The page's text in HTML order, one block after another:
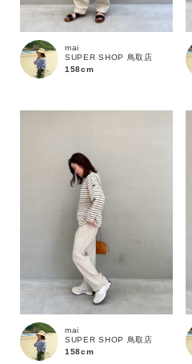
商品タイプ
在庫あり
mai
SUPER SHOP 鳥取店
158cm
mai
SUPER SHOP 鳥取店
158cm